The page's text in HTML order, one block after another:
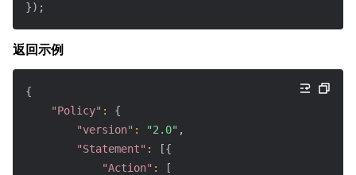
}) ;
返回示例
{
"Policy" :
{
"version" : "2.0" ,
"Statement" : [{
"Action" :
[